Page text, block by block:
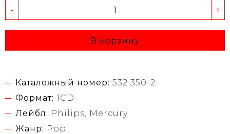
- +
В корзину
Каталожный номер: 532 350-2
Формат: 1CD
Лейбл: Philips, Mercury
Жанр: Pop